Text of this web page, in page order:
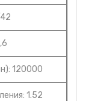
120000
1.52